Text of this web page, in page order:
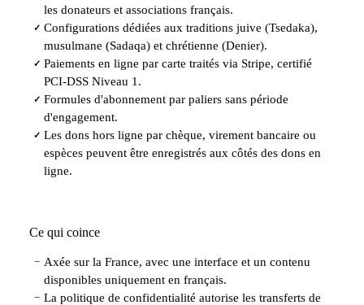
les donateurs et associations français.
✓ Configurations dédiées aux traditions juive (Tsedaka),
musulmane (Sadaqa) et chrétienne (Denier).
✓ Paiements en ligne par carte traités via Stripe, certifié
PCI-DSS Niveau 1.
✓ Formules d'abonnement par paliers sans période
d'engagement.
✓ Les dons hors ligne par chèque, virement bancaire ou
espèces peuvent être enregistrés aux côtés des dons en
ligne.
Ce qui coince
− Axée sur la France, avec une interface et un contenu
disponibles uniquement en français.
− La politique de confidentialité autorise les transferts de